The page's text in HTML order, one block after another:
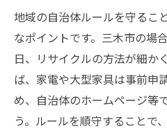
地域の自治体ルールを守るこ
なポイントです。三木市の場
日、リサイクルの方法が細か
ば、家電や大型家具は事前申
め、自治体のホームページ等
う。ルールを順守することで